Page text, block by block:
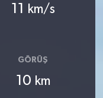
11 km/s
GÖRÜŞ
10 km